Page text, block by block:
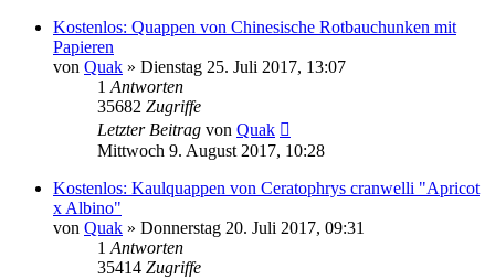
Kostenlos: Quappen von Chinesische Rotbauchunken mit
Papieren
von Quak » Dienstag 25. Juli 2017, 13:07
1 Antworten
35682 Zugriffe
Letzter Beitrag von Quak
Mittwoch 9. August 2017, 10:28
Kostenlos: Kaulquappen von Ceratophrys cranwelli "Apricot
x Albino"
von Quak » Donnerstag 20. Juli 2017, 09:31
1 Antworten
35414 Zugriffe